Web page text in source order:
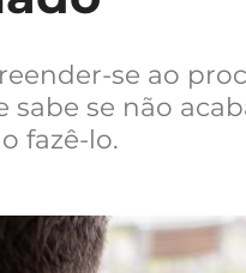
se ao
sabe se não
fazê-lo.